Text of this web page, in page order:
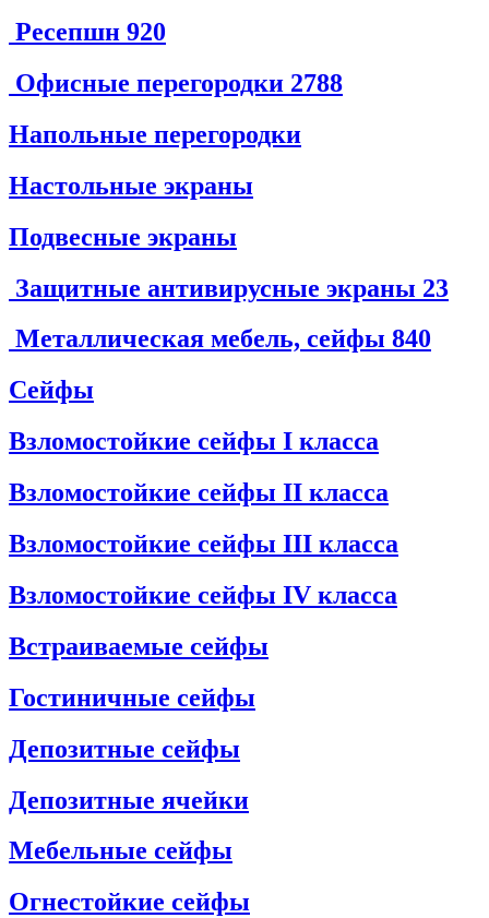
Ресепшн 920
Офисные перегородки 2788
Напольные перегородки
Настольные экраны
Подвесные экраны
Защитные антивирусные экраны 23
Металлическая мебель, сейфы 840
Сейфы
Взломостойкие сейфы I класса
Взломостойкие сейфы II класса
Взломостойкие сейфы III класса
Взломостойкие сейфы IV класса
Встраиваемые сейфы
Гостиничные сейфы
Депозитные сейфы
Депозитные ячейки
Мебельные сейфы
Огнестойкие сейфы